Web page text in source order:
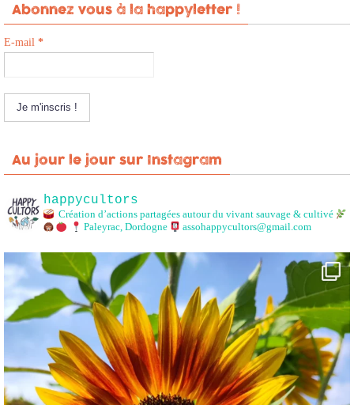
Abonnez vous à la happyletter !
E-mail *
Au jour le jour sur Instagram
happycultors
Création d’actions partagées autour du vivant sauvage & cultivé
Paleyrac, Dordogne
assohappycultors@gmail.com